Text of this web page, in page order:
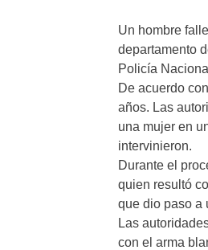
Un hombre
departamento
Policía
De acuerdo
años. Las
una mujer en
intervinieron.
Durante el
quien resultó
que dio paso a
Las
con el arma